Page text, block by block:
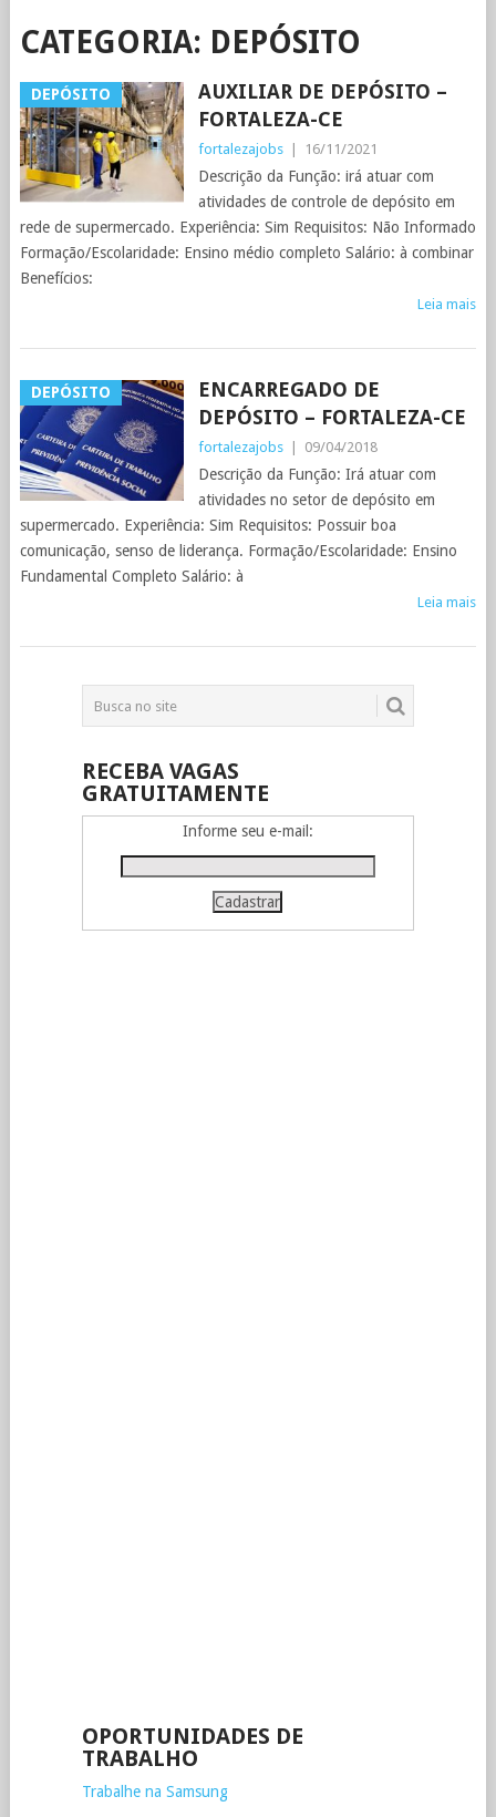
CATEGORIA: DEPÓSITO
DEPÓSITO
AUXILIAR DE DEPÓSITO –
FORTALEZA-CE
fortalezajobs 16/11/2021
Descrição da Função: irá atuar com
atividades de controle de depósito em
rede de supermercado. Experiência: Sim Requisitos: Não Informado
Formação/Escolaridade: Ensino médio completo Salário: à combinar
Benefícios:
Leia mais
DEPÓSITO
ENCARREGADO DE
DEPÓSITO – FORTALEZA-CE
fortalezajobs 09/04/2018
Descrição da Função: Irá atuar com
atividades no setor de depósito em
supermercado. Experiência: Sim Requisitos: Possuir boa
comunicação, senso de liderança. Formação/Escolaridade: Ensino
Fundamental Completo Salário: à
Leia mais
RECEBA VAGAS
GRATUITAMENTE
Informe seu e-mail:
OPORTUNIDADES DE
TRABALHO
Trabalhe na Samsung